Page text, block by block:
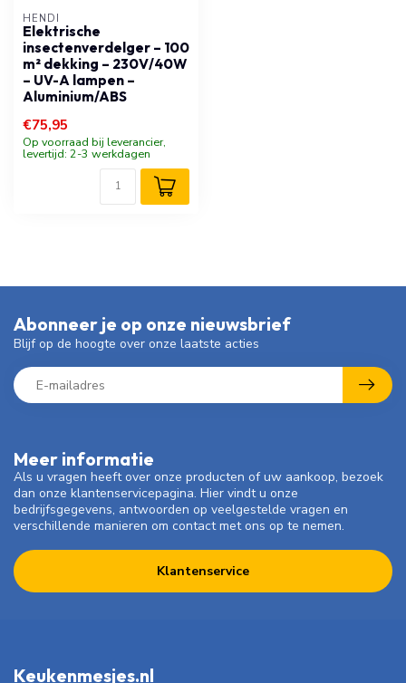
HENDI
Elektrische
insectenverdelger – 100
m² dekking – 230V/40W
– UV-A lampen –
Aluminium/ABS
€75,95
Op voorraad bij leverancier,
levertijd: 2-3 werkdagen
Meer informatie
Als u vragen heeft over onze producten of uw aankoop, bezoek
dan onze klantenservicepagina. Hier vindt u onze
bedrijfsgegevens, antwoorden op veelgestelde vragen en
verschillende manieren om contact met ons op te nemen.
Klantenservice
Abonneer je op onze nieuwsbrief
Blijf op de hoogte over onze laatste acties
Keukenmesjes.nl